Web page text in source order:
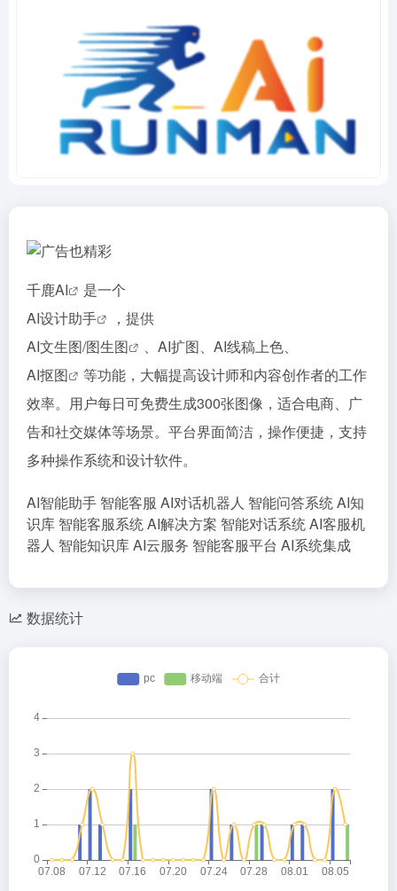
千鹿AI
是一个
AI设计助手
，提供
AI文生图/图生图
、AI扩图、AI线稿上色、
AI抠图
等功能，大幅提高设计师和内容创作者的工作
效率。用户每日可免费生成300张图像，适合电商、广
告和社交媒体等场景。平台界面简洁，操作便捷，支持
多种操作系统和设计软件。
AI智能助手 智能客服 AI对话机器人 智能问答系统AI知
识库 智能客服系统AI解决方案 智能对话系统AI客服机
器人 智能知识库AI云服务 智能客服平台 AI系统集成
数据统计